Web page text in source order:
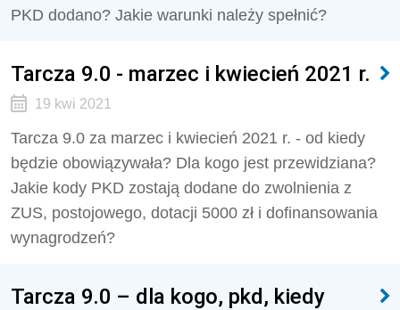
PKD dodano? Jakie warunki należy spełnić?
Tarcza 9.0 - marzec i kwiecień 2021 r.
19 kwi 2021
Tarcza 9.0 za marzec i kwiecień 2021 r. - od kiedy
będzie obowiązywała? Dla kogo jest przewidziana?
Jakie kody PKD zostają dodane do zwolnienia z
ZUS, postojowego, dotacji 5000 zł i dofinansowania
wynagrodzeń?
Tarcza 9.0 – dla kogo, pkd, kiedy